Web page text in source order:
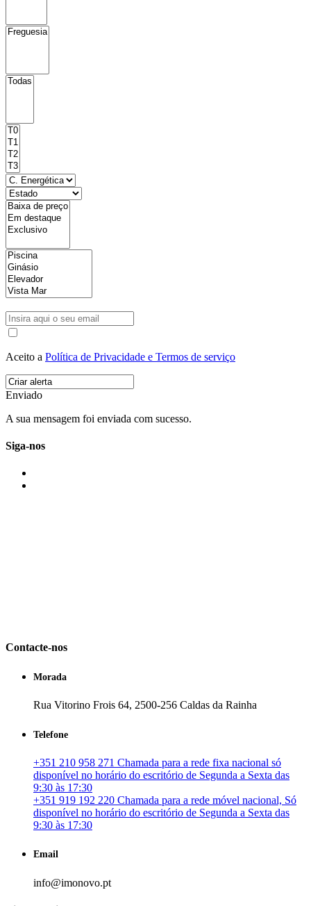
Aceito a Política de Privacidade e Termos de serviço
Enviado
A sua mensagem foi enviada com sucesso.
Siga-nos
Contacte-nos
Morada
Rua Vitorino Frois 64, 2500-256 Caldas da Rainha
Telefone
+351 210 958 271 Chamada para a rede fixa nacional só
disponível no horário do escritório de Segunda a Sexta das
9:30 às 17:30
+351 919 192 220 Chamada para a rede móvel nacional, Só
disponível no horário do escritório de Segunda a Sexta das
9:30 às 17:30
Email
info@imonovo.pt